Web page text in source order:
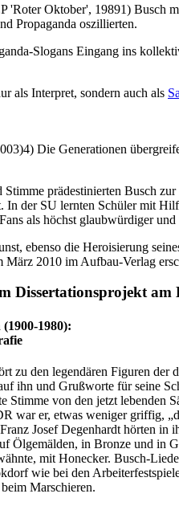
1) Busch
Propaganda oszillierten.
Slogans Eingang ins
als Interpret, sondern auch als
4) Die Generationen
Stimme prädestinierten Busch
In der SU lernten Schüler mit
als höchst glaubwürdiger
ebenso die Heroisierung
März 2010 im Aufbau-Verlag
Dissertationsprojekt
1980):
zu den legendären Figuren der
ihn und Grußworte für seine
Stimme von den jetzt
war er, etwas weniger griffig,
Josef Degenhardt hörten
Ölgemälden, in Bronze und in
mit Honecker. Busch-
wie bei den
Marschieren.